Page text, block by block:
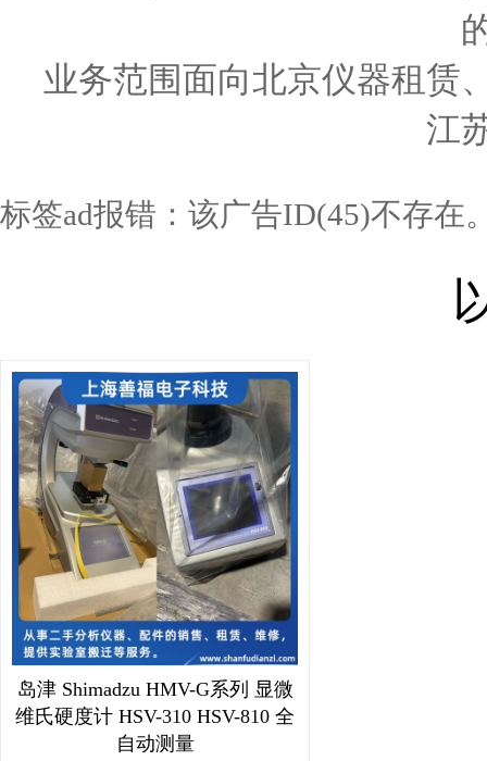
业务范围面向北京仪器租赁
江
标签ad报错：该广告ID(45)不存在
岛津 Shimadzu HMV-G系列 显微
维氏硬度计 HSV-310 HSV-810 全
自动测量